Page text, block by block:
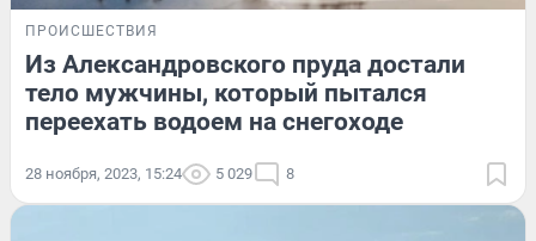
ПРОИСШЕСТВИЯ
Из Александровского пруда достали
тело мужчины, который пытался
переехать водоем на снегоходе
28 ноября, 2023, 15:24 5 029 8